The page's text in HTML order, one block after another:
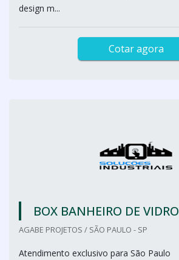
design m...
Cotar agora
BOX BANHEIRO DE VIDRO
AGABE PROJETOS / SÃO PAULO - SP
Atendimento exclusivo para São Paulo